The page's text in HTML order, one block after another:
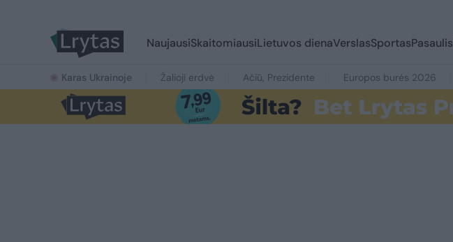
NaujausiSkaitomiausiLietuvos dienaVerslasSportasPasaulis
Karas Ukrainoje Žalioji erdvė Ačiū, Prezidente Europos burės 2026